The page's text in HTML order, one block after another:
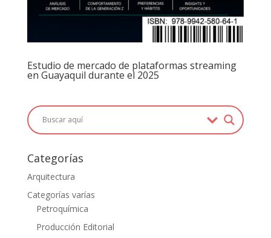
Estudio de mercado de plataformas streaming
en Guayaquil durante el 2025
Categorías
Arquitectura
Categorías varías
Petroquímica
Producción Editorial